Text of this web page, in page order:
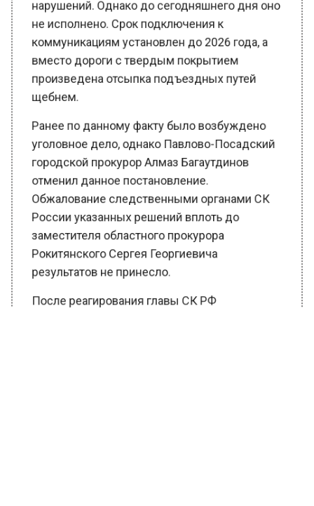
не исполнено. Срок подключения к
коммуникациям установлен до 2026 года, а
вместо дороги с твердым покрытием
произведена отсыпка подъездных путей
щебнем.
Ранее по данному факту было возбуждено
уголовное дело, однако Павлово-Посадский
городской прокурор Алмаз Багаутдинов
отменил данное постановление.
Обжалование следственными органами СК
России указанных решений вплоть до
заместителя областного прокурора
Рокитянского Сергея Георгиевича
результатов не принесло.
После реагирования главы СК РФ